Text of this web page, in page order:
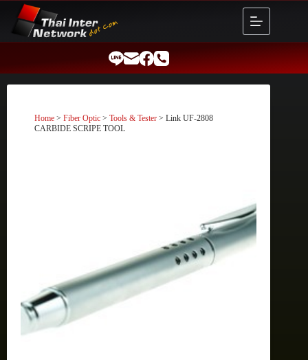
content
Home > Fiber Optic > Tools & Tester > Link UF-2808
CARBIDE SCRIPE TOOL